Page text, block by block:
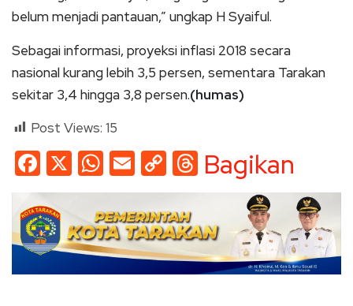
belum menjadi pantauan,” ungkap H Syaiful.
Sebagai informasi, proyeksi inflasi 2018 secara
nasional kurang lebih 3,5 persen, sementara Tarakan
sekitar 3,4 hingga 3,8 persen.(humas)
Post Views: 15
Facebook
X WhatsApp
EmailCopy
Link
Threads
Bagikan